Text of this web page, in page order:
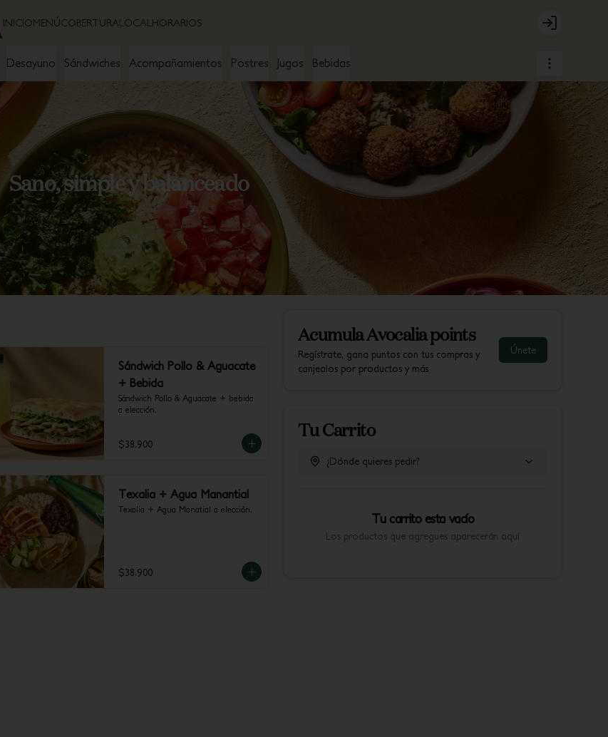
INICIOMENÚCOBERTURALOCAL HORARIOS
Login
Desayuno Sándwiches Acompañamientos Postres Jugos Bebidas
Sano, simple y balanceado
Sándwich Pollo & Aguacate
+ Bebida
Sándwich Pollo & Aguacate + bebida
a elección.
$38.900
Texalia + Agua Manantial
Texalia + Agua Manatial a elección.
$38.900
AcumulaAvocalia points
Regístrate, gana puntos con tus compras y
canjealos por productos y más
Únete
Tu Carrito
¿Dónde quieres pedir?
Tu carrito esta vacío
Los productos que agregues aparecerán aquí